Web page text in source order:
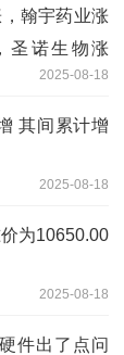
翰宇药业涨
圣诺生物涨
4%，众生药
2025-08-18
其间累计增
2025-08-18
为10650.00
2025-08-18
件出了点问